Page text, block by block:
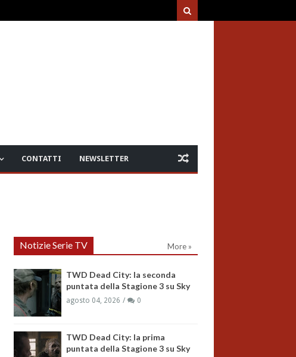
CONTATTI NEWSLETTER
Notizie Serie TV More »
TWD Dead City: la seconda
puntata della Stagione 3 su Sky
agosto 04, 2026 0
TWD Dead City: la prima
puntata della Stagione 3 su Sky